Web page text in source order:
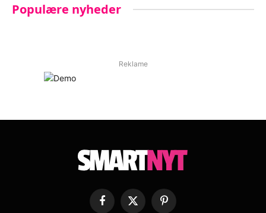
Populære nyheder
Reklame
Facebook
X
Pinterest